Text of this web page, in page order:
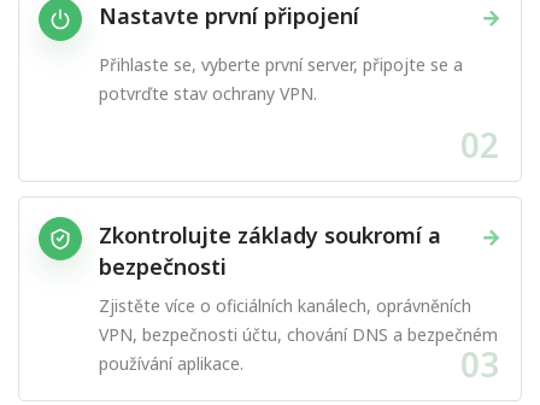
→
Nastavte první připojení
Přihlaste se, vyberte první server, připojte se a
potvrďte stav ochrany VPN.
02
→
Zkontrolujte základy soukromí a
bezpečnosti
Zjistěte více o oficiálních kanálech, oprávněních
VPN, bezpečnosti účtu, chování DNS a bezpečném
používání aplikace.
03